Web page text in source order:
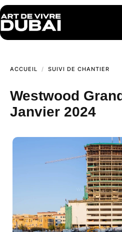
SUIVI CHANTIER
BLOG
ACCUEIL SUIVI DE CHANTIER
Westwood
Janvier 2024